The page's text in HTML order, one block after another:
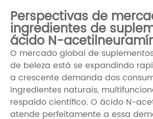
Perspectivas de
ingredientes de
ácido N-
O mercado global de
de beleza está se expandindo
a crescente demanda dos
ingredientes naturais,
respaldo científico. O ácido N-
atende perfeitamente a essa